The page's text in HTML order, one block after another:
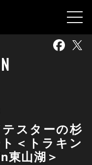
スターの杉
＜トラキン
東山湖＞